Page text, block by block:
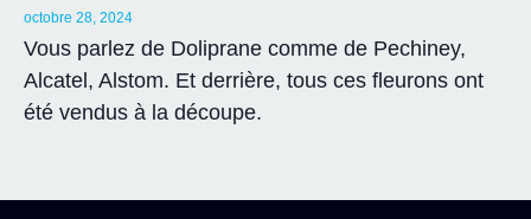
octobre 28, 2024
Vous parlez de Doliprane comme de Pechiney,
Alcatel, Alstom. Et derrière, tous ces fleurons ont
été vendus à la découpe.